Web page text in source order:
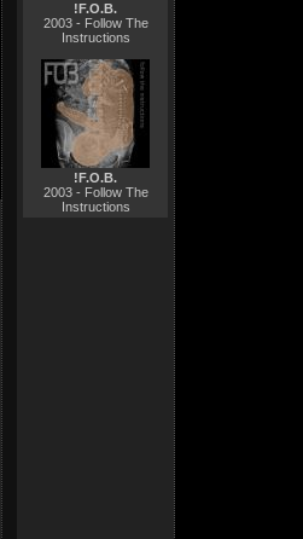
!F.O.B.
2003 - Follow The
Instructions
!F.O.B.
2003 - Follow The
Instructions